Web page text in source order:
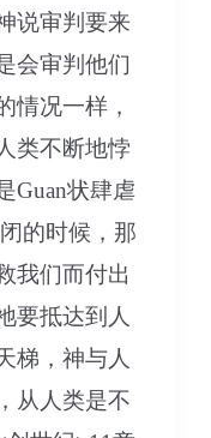
说审判要来
会审判他们
情况一样，
类不断地悖
Guan状肆虐
的时候，那
我们而付出
要抵达到人
梯，神与人
从人类是不